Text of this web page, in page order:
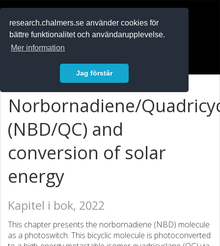
research.chalmers.se använder cookies för
bättre funktionalitet och användarupplevelse.
Mer information
Jag förstår
Norbornadiene/
(NBD/QC) and
conversion of solar
energy
Kapitel i bok, 2022
This chapter presents the norbornadiene (NBD) molecule
as a photoswitch. This bicyclic molecule is photoconverted